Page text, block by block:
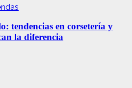
tendencias en corsetería y
la diferencia